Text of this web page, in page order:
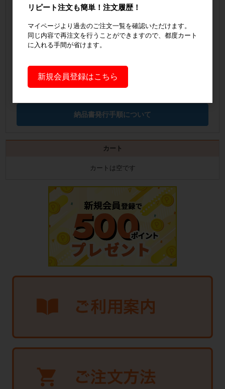
会員登録するといつでも発行可能！
会員登録はこちら
見積書の発行手順についてご案内
見積書発行手順について
納品書発行手順について
カート
カートは空です
リピート注文も簡単！注文履歴！
マイページより過去のご注文一覧を確認いただけます。
同じ内容で再注文を行うことができますので、都度カート
に入れる手間が省けます。
新規会員登録はこちら